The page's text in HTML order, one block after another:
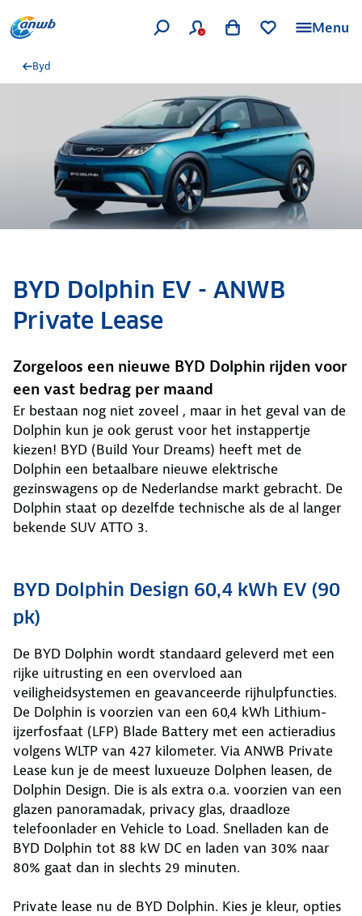
Menu
Byd
BYD Dolphin EV - ANWB
Private Lease
Zorgeloos een nieuwe BYD Dolphin rijden voor
een vast bedrag per maand
Er bestaan nog niet zoveel , maar in het geval van de
Dolphin kun je ook gerust voor het instappertje
kiezen! BYD (Build Your Dreams) heeft met de
Dolphin een betaalbare nieuwe elektrische
gezinswagens op de Nederlandse markt gebracht. De
Dolphin staat op dezelfde technische als de al langer
bekende SUV ATTO 3.
BYD Dolphin Design 60,4 kWh EV (90
pk)
De BYD Dolphin wordt standaard geleverd met een
rijke uitrusting en een overvloed aan
veiligheidsystemen en geavanceerde rijhulpfuncties.
De Dolphin is voorzien van een 60,4 kWh Lithium-
ijzerfosfaat (LFP) Blade Battery met een actieradius
volgens WLTP van 427 kilometer. Via ANWB Private
Lease kun je de meest luxueuze Dolphen leasen, de
Dolphin Design. Die is als extra o.a. voorzien van een
glazen panoramadak, privacy glas, draadloze
telefoonlader en Vehicle to Load. Snelladen kan de
BYD Dolphin tot 88 kW DC en laden van 30% naar
80% gaat dan in slechts 29 minuten.
Private lease nu de BYD Dolphin. Kies je kleur, opties